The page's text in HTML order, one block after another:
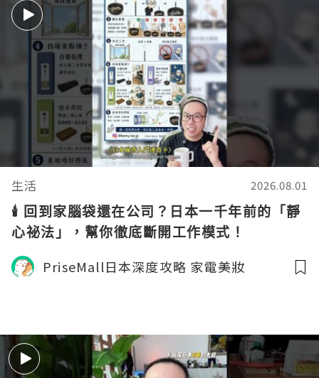
生活 2026.08.01
🕯️ 回到家腦袋還在公司？日本一千年前的「靜
心祕法」，幫你徹底斷開工作模式！
PriseMall日本深度攻略 家電美妝